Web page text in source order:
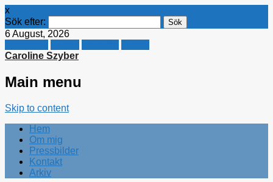
x
Sök efter:
6 August, 2026
Caroline Szyber
Main menu
Skip to content
Hem
Om mig
Pressbilder
Kontakt
Arkiv